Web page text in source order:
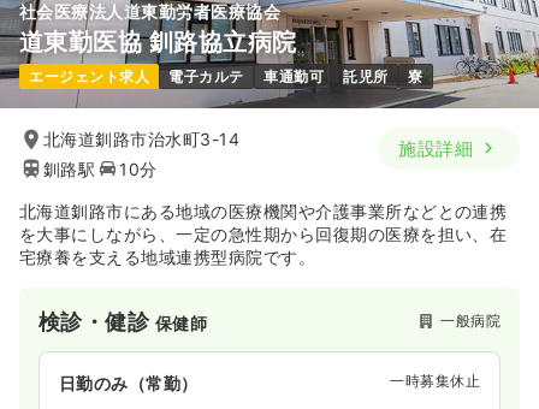
社会医療法人道東勤労者医療協会
道東勤医協 釧路協立病院
エージェント求人 電子カルテ 車通勤可 託児所 寮
北海道釧路市治水町3-14
釧路駅
10分
施設詳細
北海道釧路市にある地域の医療機関や介護事業所などとの連携
を大事にしながら、一定の急性期から回復期の医療を担い、在
宅療養を支える地域連携型病院です。
検診・健診 保健師 一般病院
日勤のみ（常勤） 一時募集休止